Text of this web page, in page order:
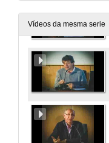
Vídeos da mesma serie